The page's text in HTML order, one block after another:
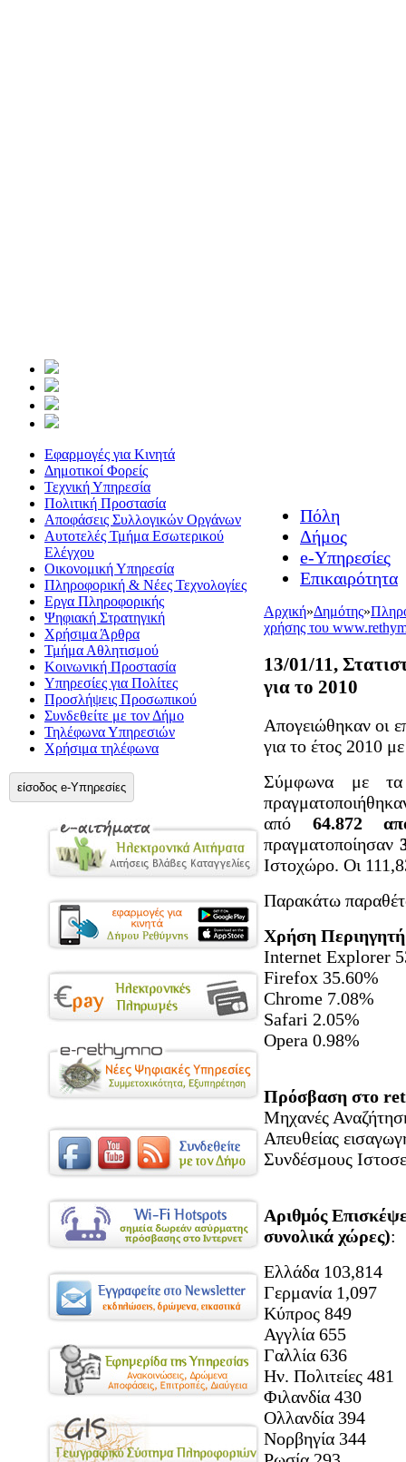
Εφαρμογές για Κινητά
Δημοτικοί Φορείς
Τεχνική Υπηρεσία
Πολιτική Προστασία
Αποφάσεις Συλλογικών Οργάνων
Αυτοτελές Τμήμα Εσωτερικού
Ελέγχου
Οικονομική Υπηρεσία
Πληροφορική & Νέες Τεχνολογίες
Εργα Πληροφορικής
Ψηφιακή Στρατηγική
Χρήσιμα Άρθρα
Τμήμα Αθλητισμού
Κοινωνική Προστασία
Υπηρεσίες για Πολίτες
Προσλήψεις Προσωπικού
Συνδεθείτε με τον Δήμο
Τηλέφωνα Υπηρεσιών
Χρήσιμα τηλέφωνα
είσοδος e-Υπηρεσίες
Πόλη
Δήμος
e-Υπηρεσίες
Επικαιρότητα
Αρχική»Δημότης»
χρήσης του
13/01/11,
για το 2010
Απογειώθηκαν οι
για το έτος 2010
Σύμφωνα με τα
από 64.872
πραγματοποίησαν
Ιστοχώρο. Οι
Παρακάτω
Χρήση
Internet Explorer
Firefox 35.60%
Chrome 7.08%
Safari 2.05%
Opera 0.98%
Πρόσβαση στο
Μηχανές
Απευθείας
Συνδέσμους
Αριθμός
συνολικά χώρες):
Ελλάδα 103,814
Γερμανία 1,097
Κύπρος 849
Αγγλία 655
Γαλλία 636
Ην. Πολιτείες 481
Φιλανδία 430
Ολλανδία 394
Νορβηγία 344